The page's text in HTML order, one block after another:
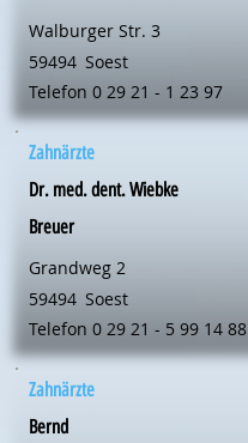
Walburger Str. 3
59494 Soest
Telefon 0 29 21 - 1 23 97
Zahnärzte
Dr. med. dent. Wiebke
Breuer
Grandweg 2
59494 Soest
Telefon 0 29 21 - 5 99 14 88
Zahnärzte
Bernd